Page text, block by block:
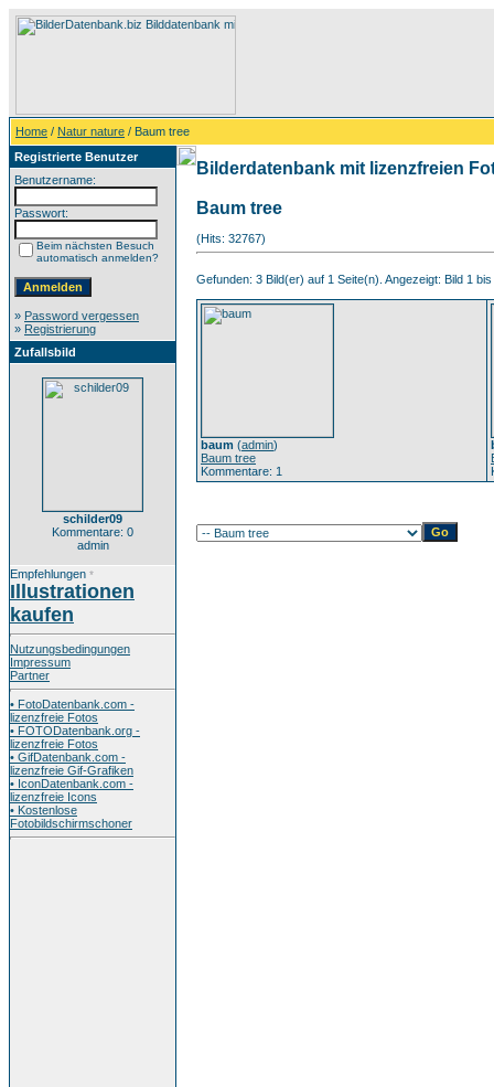
Home / Natur nature / Baum tree
Registrierte Benutzer
Benutzername:
Passwort:
Beim nächsten Besuch
automatisch anmelden?
» Password vergessen
» Registrierung
Zufallsbild
schilder09
Kommentare: 0
admin
Empfehlungen *
Illustrationen
kaufen
Nutzungsbedingungen
Impressum
Partner
• FotoDatenbank.com -
lizenzfreie Fotos
• FOTODatenbank.org -
lizenzfreie Fotos
• GifDatenbank.com -
lizenzfreie Gif-Grafiken
• IconDatenbank.com -
lizenzfreie Icons
• Kostenlose
Fotobildschirmschoner
Bilderdatenbank mit lizenzfreien
Baum tree
(Hits: 32767)
Gefunden: 3 Bild(er) auf 1 Seite(n). Angezeigt: Bild 1 bis
baum (admin)
Baum tree
Kommentare: 1